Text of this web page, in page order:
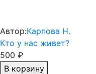
Автор:Карпова Н.
Кто у нас живет?
500 ₽
В корзину